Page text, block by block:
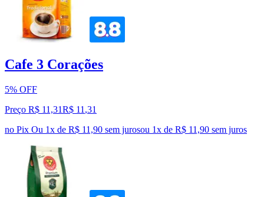
Cafe 3 Corações
5% OFF
Preço R$ 11,31R$ 11 ,31
no Pix Ou 1x de R$ 11,90 sem jurosou 1x de R$ 11,90 sem juros